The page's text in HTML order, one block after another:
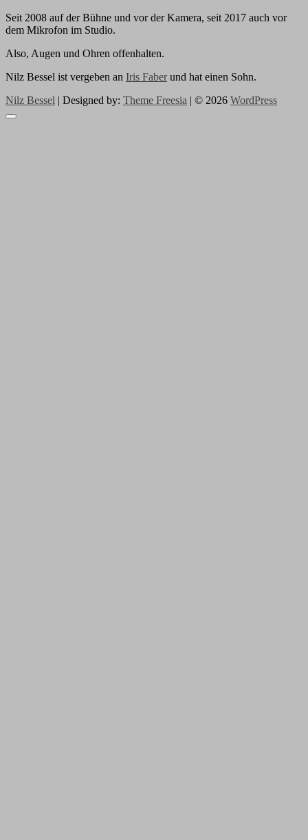
Seit 2008 auf der Bühne und vor der Kamera, seit 2017 auch vor
dem Mikrofon im Studio.
Also, Augen und Ohren offenhalten.
Nilz Bessel ist vergeben an Iris Faberund hat einen Sohn.
Nilz Bessel | Designed by: Theme Freesia | © 2026 WordPress